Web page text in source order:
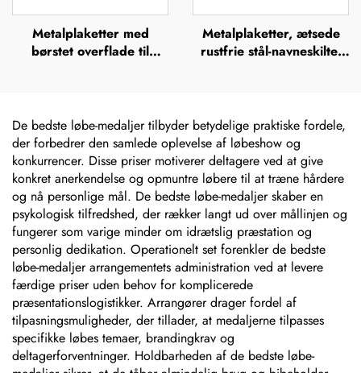
Metalplaketter med
børstet overflade til
anodiserede aluminiums-
navneskilte, etiket
Metalplaketter, ætsede
rustfrie stål-navneskilte,
De bedste løbe-medaljer tilbyder betydelige praktiske fordele,
der forbedrer den samlede oplevelse af løbeshow og
konkurrencer. Disse priser motiverer deltagere ved at give
konkret anerkendelse og opmuntre løbere til at træne hårdere
og nå personlige mål. De bedste løbe-medaljer skaber en
psykologisk tilfredshed, der rækker langt ud over mållinjen og
fungerer som varige minder om idrætslig præstation og
personlig dedikation. Operationelt set forenkler de bedste
løbe-medaljer arrangementets administration ved at levere
færdige priser uden behov for komplicerede
præsentationslogistikker. Arrangører drager fordel af
tilpasningsmuligheder, der tillader, at medaljerne tilpasses
specifikke løbes temaer, brandingkrav og
deltagerforventninger. Holdbarheden af de bedste løbe-